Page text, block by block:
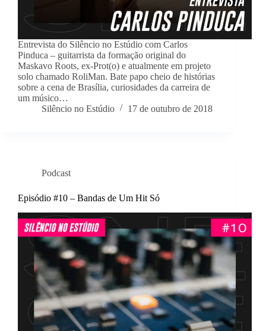
Entrevista do Silêncio no Estúdio com Carlos
Pinduca – guitarrista da formação original do
Maskavo Roots, ex-Prot(o) e atualmente em projeto
solo chamado RoliMan. Bate papo cheio de histórias
sobre a cena de Brasília, curiosidades da carreira de
um músico…
Silêncio no Estúdio
17 de outubro de 2018
Podcast
Episódio #10 – Bandas de Um Hit Só